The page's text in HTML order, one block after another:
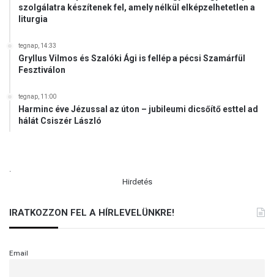
szolgálatra készítenek fel, amely nélkül elképzelhetetlen a
liturgia
tegnap, 14:33
Gryllus Vilmos és Szalóki Ági is fellép a pécsi Szamárfül
Fesztiválon
tegnap, 11:00
Harminc éve Jézussal az úton – jubileumi dicsőítő esttel ad
hálát Csiszér László
.
Hirdetés
IRATKOZZON FEL A HÍRLEVELÜNKRE!
Email